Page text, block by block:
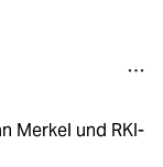
Merkel und RKI-